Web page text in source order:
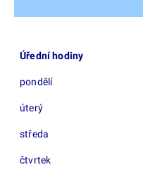
Úřední hodiny
pondělí
úterý
středa
čtvrtek